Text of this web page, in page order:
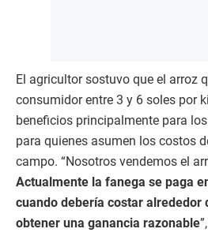
El agricultor sostuvo que el arroz
consumidor entre 3 y 6 soles por
beneficios principalmente para
para quienes asumen los costos
campo. “Nosotros vendemos el
Actualmente la fanega se paga
cuando debería costar alrededor
obtener una ganancia razonable